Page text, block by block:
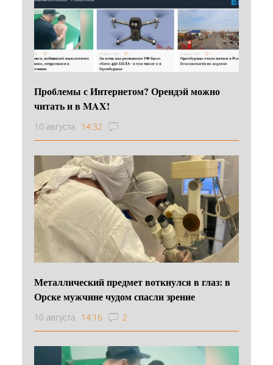
Проблемы с Интернетом? Орендэй можно
читать и в MAX!
10 августа 14:32
Металлический предмет воткнулся в глаз: в
Орске мужчине чудом спасли зрение
10 августа 14:16 2